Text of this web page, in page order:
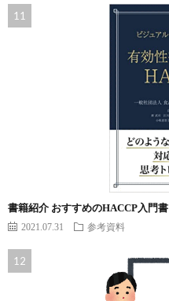
書籍紹介 おすすめのHACCP入門書
2021.07.31 参考資料